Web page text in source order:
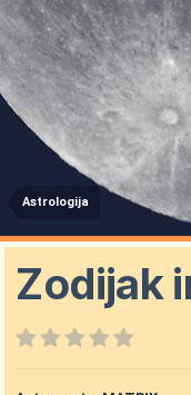
Astrologija
Zodijak